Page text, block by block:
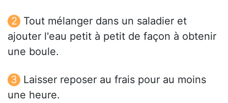
Tout mélanger dans un saladier et
ajouter l'eau petit à petit de façon à obtenir
une boule.
Laisser reposer au frais pour au moins
une heure.